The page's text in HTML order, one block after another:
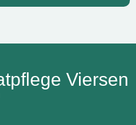
Viersen